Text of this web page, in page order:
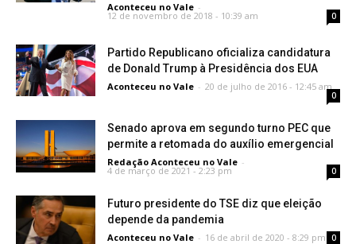
Aconteceu no Vale -
12 de novembro de 2018 - 10:39 am 0
Partido Republicano oficializa candidatura
de Donald Trump à Presidência dos EUA
Aconteceu no Vale - 20 de julho de 2016 - 12:45 am
0
Senado aprova em segundo turno PEC que
permite a retomada do auxílio emergencial
Redação Aconteceu no Vale -
4 de março de 2021 - 2:23 pm 0
Futuro presidente do TSE diz que eleição
depende da pandemia
Aconteceu no Vale - 16 de abril de 2020 - 8:29 pm 0